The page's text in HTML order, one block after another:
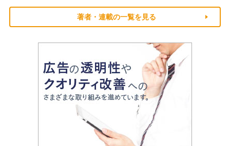
著者・連載の一覧を見る